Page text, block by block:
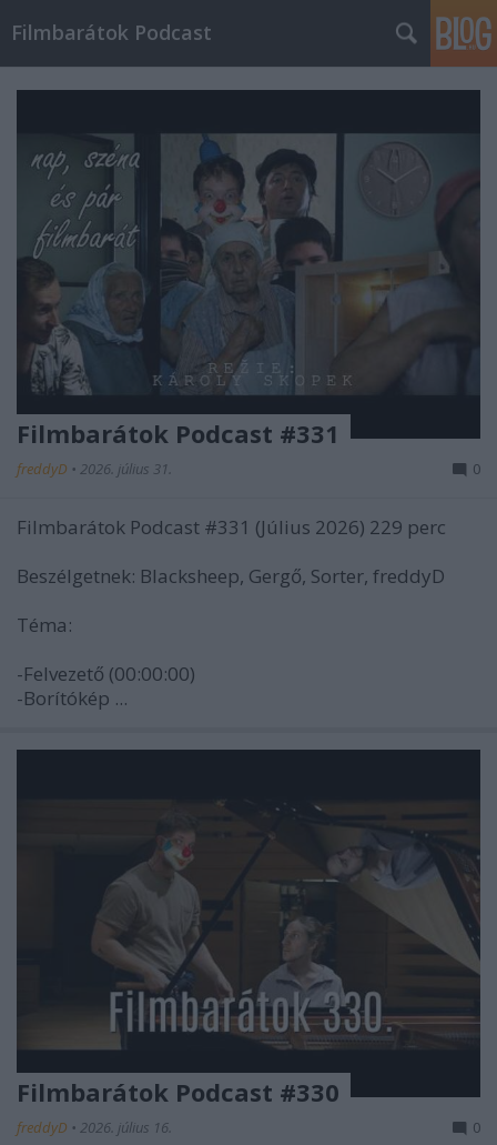
Filmbarátok Podcast
Filmbarátok Podcast #331
freddyD • 2026. július 31. 0
Filmbarátok Podcast #331 (Július 2026) 229 perc
Beszélgetnek: Blacksheep, Gergő, Sorter, freddyD
Téma:
-Felvezető (00:00:00)
-Borítókép ...
Filmbarátok Podcast #330
freddyD • 2026. július 16. 0